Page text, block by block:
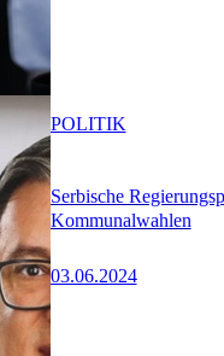
Serbische
Kommunalwahlen
03.06.2024
POLITIK